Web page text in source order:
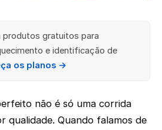
produtos gratuitos para
e identificação de
os planos →
não é só uma corrida
qualidade. Quando falamos de